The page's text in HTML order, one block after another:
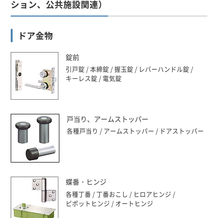
ション、公共施設関連）
ドア金物
錠前
引戸錠 本締錠 握玉錠
レバーハンドル錠
キーレス錠
電気錠
戸当り、アームストッパー
各種戸当り アームストッパー ドアストッパー
蝶番・ヒンジ
各種丁番 丁番おこし
ヒロアヒンジ
ピポットヒンジ
オートヒンジ